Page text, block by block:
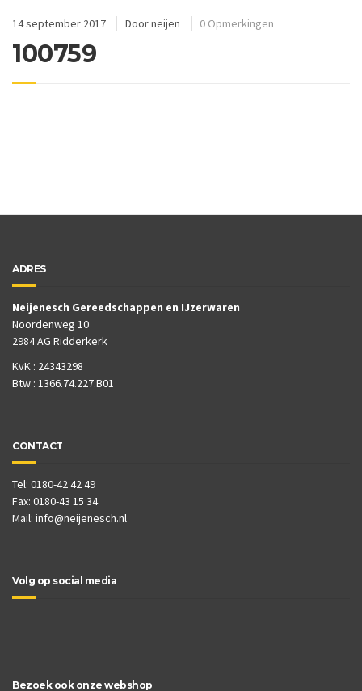
14 september 2017 Doorneijen 0 Opmerkingen
100759
ADRES
Neijenesch Gereedschappen en IJzerwaren
Noordenweg 10
2984 AG Ridderkerk
KvK : 24343298
Btw : 1366.74.227.B01
CONTACT
Tel: 0180-42 42 49
Fax: 0180-43 15 34
Mail: info@neijenesch.nl
Volg op social media
Bezoek ook onze webshop